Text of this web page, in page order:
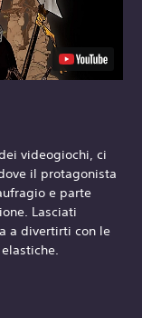
videogiochi, ci
il protagonista
e parte
Lasciati
a divertirti con le